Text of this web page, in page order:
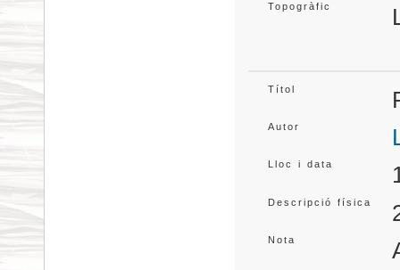
Topogràfic
Títol
Autor
Lloc i data
Descripció física
Nota